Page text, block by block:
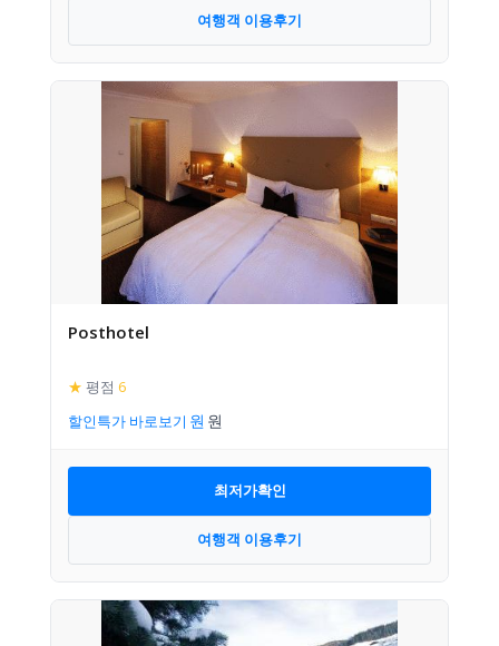
여행객 이용후기
Posthotel
★ 평점 6
할인특가 바로보기
최저가확인
여행객 이용후기